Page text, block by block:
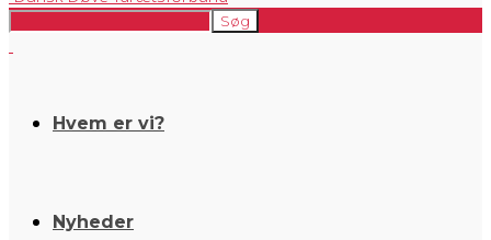
Hvem er vi?
Nyheder